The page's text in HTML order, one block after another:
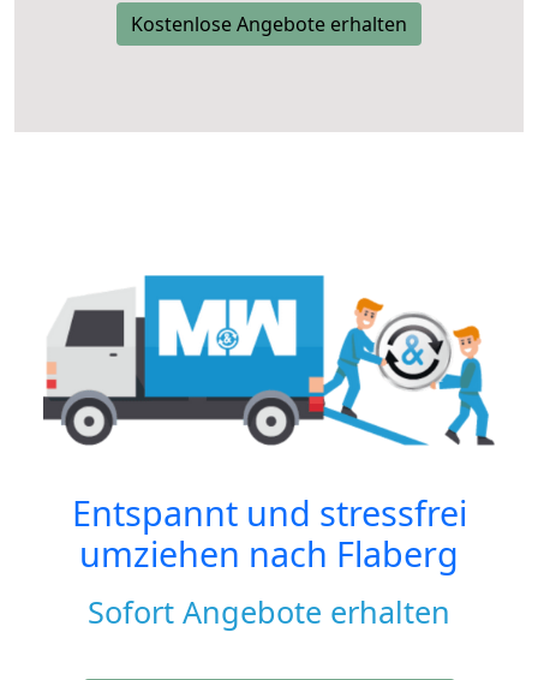
Kostenlose Angebote erhalten
Entspannt und stressfrei
umziehen nach Flaberg
Sofort Angebote erhalten